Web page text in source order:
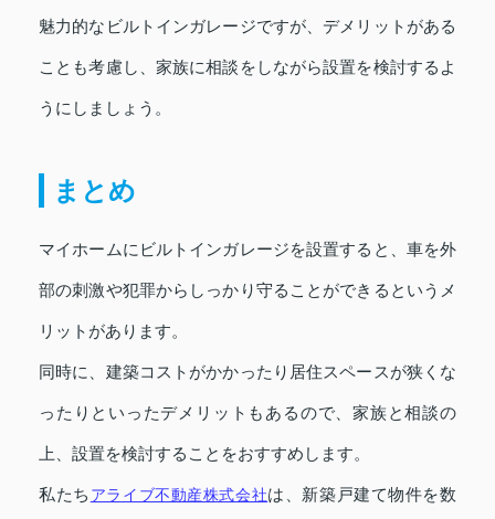
魅力的なビルトインガレージですが、デメリットがある
ことも考慮し、家族に相談をしながら設置を検討するよ
うにしましょう。
まとめ
マイホームにビルトインガレージを設置すると、車を外
部の刺激や犯罪からしっかり守ることができるというメ
リットがあります。
同時に、建築コストがかかったり居住スペースが狭くな
ったりといったデメリットもあるので、家族と相談の
上、設置を検討することをおすすめします。
私たち アライブ不動産株式会社は、新築戸建て物件を数